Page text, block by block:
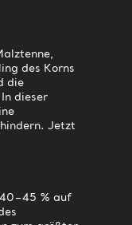
des Korns
die
dieser
Jetzt
40–45 % auf